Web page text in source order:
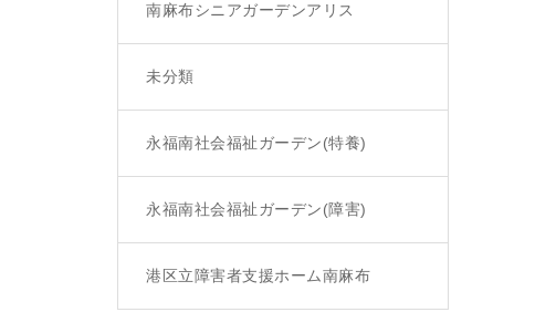
南麻布シニアガーデンアリス
未分類
永福南社会福祉ガーデン(特養)
永福南社会福祉ガーデン(障害)
港区立障害者支援ホーム南麻布